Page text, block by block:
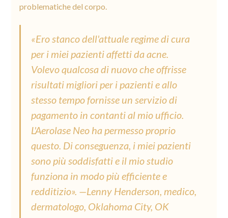
problematiche del corpo.
«Ero stanco dell'attuale regime di cura
per i miei pazienti affetti da acne.
Volevo qualcosa di nuovo che offrisse
risultati migliori per i pazienti e allo
stesso tempo fornisse un servizio di
pagamento in contanti al mio ufficio.
L'Aerolase Neo ha permesso proprio
questo. Di conseguenza, i miei pazienti
sono più soddisfatti e il mio studio
funziona in modo più efficiente e
redditizio». —Lenny Henderson, medico,
dermatologo, Oklahoma City, OK